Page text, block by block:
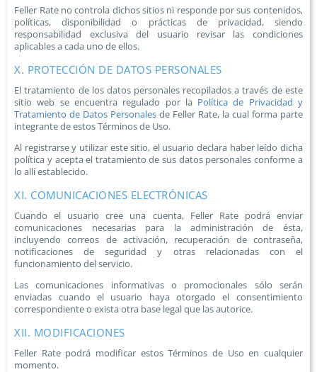
Feller Rate no controla dichos sitios ni responde por sus contenidos,
políticas, disponibilidad o prácticas de privacidad, siendo
responsabilidad exclusiva del usuario revisar las condiciones
aplicables a cada uno de ellos.
X. PROTECCIÓN DE DATOS PERSONALES
El tratamiento de los datos personales recopilados a través de este
sitio web se encuentra regulado por la Política de Privacidad y
Tratamiento de Datos Personales de Feller Rate, la cual forma parte
integrante de estos Términos de Uso.
Al registrarse y utilizar este sitio, el usuario declara haber leído dicha
política y acepta el tratamiento de sus datos personales conforme a
lo allí establecido.
XI. COMUNICACIONES ELECTRÓNICAS
Cuando el usuario cree una cuenta, Feller Rate podrá enviar
comunicaciones necesarias para la administración de ésta,
incluyendo correos de activación, recuperación de contraseña,
notificaciones de seguridad y otras relacionadas con el
funcionamiento del servicio.
Las comunicaciones informativas o promocionales sólo serán
enviadas cuando el usuario haya otorgado el consentimiento
correspondiente o exista otra base legal que las autorice.
XII. MODIFICACIONES
Feller Rate podrá modificar estos Términos de Uso en cualquier
momento.